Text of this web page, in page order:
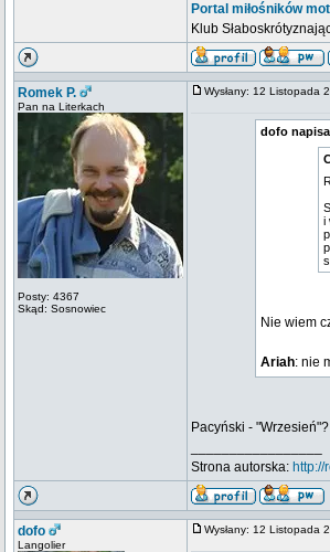
Portal miłośników
Klub
Romek P.
Pan na Literkach
Posty: 4367
Skąd: Sosnowiec
Wysłany: 12 Listopada
dofo
i
Nie wiem
Ariah: nie
Pacyński - "Wrzesień"?
Strona autorska: http://
dofo
Langolier
Wysłany: 12 Listopada